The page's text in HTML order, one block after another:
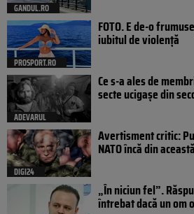
GANDUL.RO
PROSPORT.RO
FOTO. E de-o
iubitul de violență
ADEVARUL
Ce s-a ales de
secte ucigașe din
DIGI24
Avertisment critic:
NATO încă din
„În niciun fel”.
întrebat dacă un om